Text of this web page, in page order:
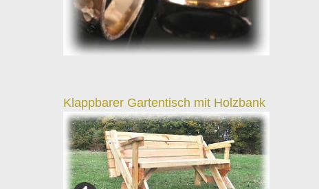
Klappbarer Gartentisch mit Holzbank